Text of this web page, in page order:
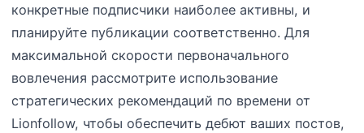
конкретные подписчики наиболее активны, и
планируйте публикации соответственно. Для
максимальной скорости первоначального
вовлечения рассмотрите использование
стратегических рекомендаций по времени от
Lionfollow, чтобы обеспечить дебют ваших постов,